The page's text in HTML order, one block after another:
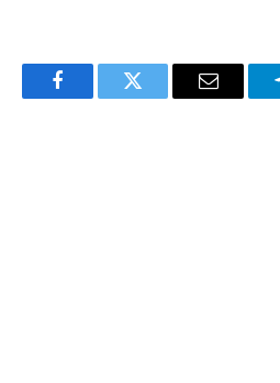
FacebookTwitter Email